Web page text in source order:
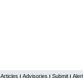
Articles | Advisories | Submit |